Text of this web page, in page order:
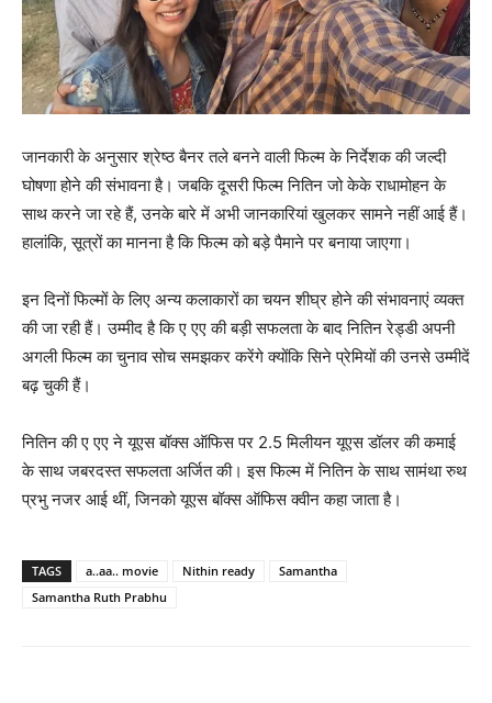
जानकारी के अनुसार श्रेष्‍ठ बैनर तले बनने वाली फिल्‍म के निर्देशक की जल्‍दी
घोषणा होने की संभावना है। जबकि दूसरी फिल्‍म नितिन जो केके राधामोहन के
साथ करने जा रहे हैं, उनके बारे में अभी जानकारियां खुलकर सामने नहीं आई हैं।
हालांकि, सूत्रों का मानना है कि फिल्‍म को बड़े पैमाने पर बनाया जाएगा।
इन दिनों फिल्‍मों के लिए अन्‍य कलाकारों का चयन शीघ्र होने की संभावनाएं व्‍यक्‍त
की जा रही हैं। उम्‍मीद है कि ए एए की बड़ी सफलता के बाद नितिन रेड्डी अपनी
अगली फिल्‍म का चुनाव सोच समझकर करेंगे क्‍योंकि सिने प्रेमियों की उनसे उम्‍मीदें
बढ़ चुकी हैं।
नितिन की ए एए ने यूएस बॉक्‍स ऑफिस पर 2.5 मिलीयन यूएस डॉलर की कमाई
के साथ जबरदस्‍त सफलता अर्जित की। इस फिल्‍म में नितिन के साथ सामंथा रुथ
प्रभु नजर आई थीं, जिनको यूएस बॉक्‍स ऑफिस क्‍वीन कहा जाता है।
TAGS a..aa.. movie Nithin ready
Samantha
Samantha Ruth Prabhu